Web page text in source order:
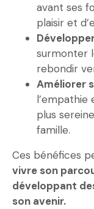
avant ses
plaisir et
surmonter
rebondir
Améliorer
l’empathie
plus
famille.
Ces bénéfices
vivre son
développant
son avenir.